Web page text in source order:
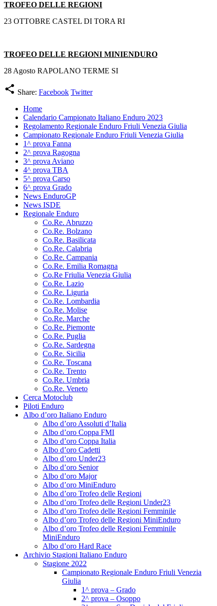
TROFEO DELLE REGIONI
23 OTTOBRE CASTEL DI TORA RI
TROFEO DELLE REGIONI MINIENDURO
28 Agosto RAPOLANO TERME SI
share Share: Facebook Twitter
Home
Calendario Campionato Italiano Enduro 2023
Regolamento Regionale Enduro Friuli Venezia Giulia
Campionato Regionale Enduro Friuli Venezia Giulia
1^ prova Fanna
2^ prova Ragogna
3^ prova Aviano
4^ prova TBA
5^ prova Carso
6^ prova Grado
News EnduroGP
News ISDE
Regionale Enduro
Co.Re. Abruzzo
Co.Re. Bolzano
Co.Re. Basilicata
Co.Re. Calabria
Co.Re. Campania
Co.Re. Emilia Romagna
Co.Re Friulia Venezia Giulia
Co.Re. Lazio
Co.Re. Liguria
Co.Re. Lombardia
Co.Re. Molise
Co.Re. Marche
Co.Re. Piemonte
Co.Re. Puglia
Co.Re. Sardegna
Co.Re. Sicilia
Co.Re. Toscana
Co.Re. Trento
Co.Re. Umbria
Co.Re. Veneto
Cerca Motoclub
Piloti Enduro
Albo d’oro Italiano Enduro
Albo d’oro Assoluti d’Italia
Albo d’oro Coppa FMI
Albo d’oro Coppa Italia
Albo d’oro Cadetti
Albo d’oro Under23
Albo d’oro Senior
Albo d’oro Major
Albo d’oro MiniEnduro
Albo d’oro Trofeo delle Regioni
Albo d’oro Trofeo delle Regioni Under23
Albo d’oro Trofeo delle Regioni Femminile
Albo d’oro Trofeo delle Regioni MiniEnduro
Albo d’oro Trofeo delle Regioni Femminile
MiniEnduro
Albo d’oro Hard Race
Archivio Stagioni Italiano Enduro
Stagione 2022
Campionato Regionale Enduro Friuli Venezia
Giulia
1^ prova – Grado
2^ prova – Osoppo